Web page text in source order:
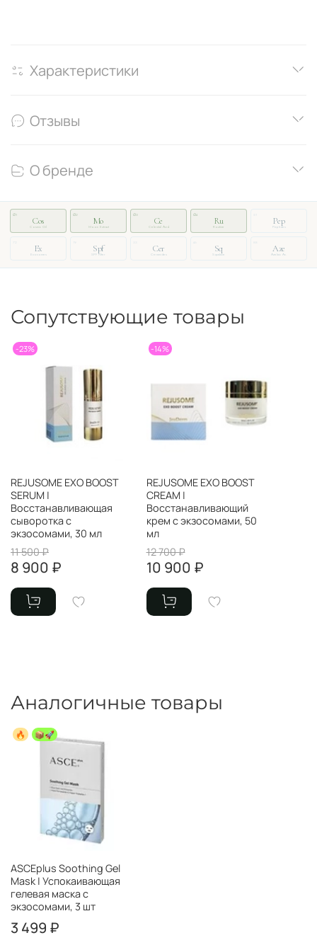
Характеристики
Отзывы
О бренде
∅1
Cos
Cosmic Oil
∅2
Mo
Moon Extract
∅3
Ce
Celestial Acid
∅4
Ru
Routine
Pep
Peptides
Ex
Exosomes
Spf
SPF Filter
Cer
Ceramides
46
Sq
Squalane
Aze
Azelaic Ac.
Сопутствующие товары
-23%
REJUSOME EXO BOOST
SERUM |
Восстанавливающая
сыворотка с
экзосомами, 30 мл
11 500 ₽
8 900 ₽
-14%
REJUSOME EXO BOOST
CREAM |
Восстанавливающий
крем с экзосомами, 50
мл
12 700 ₽
10 900 ₽
Аналогичные товары
🔥 📦️🚀
ASCEplus Soothing Gel
Mask | Успокаивающая
гелевая маска с
экзосомами, 3 шт
3 499 ₽